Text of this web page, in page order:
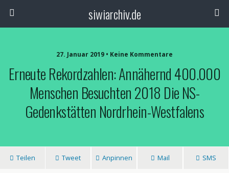
siwiarchiv.de
27. Januar 2019 • Keine Kommentare
Erneute Rekordzahlen: Annähernd 400.000
Menschen Besuchten 2018 Die NS-
Gedenkstätten Nordrhein-Westfalens
Teilen Tweet Anpinnen Mail SMS